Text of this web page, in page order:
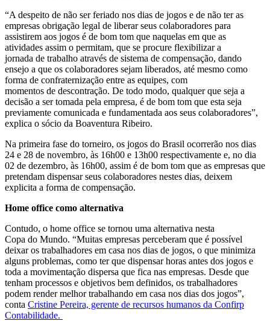
“A despeito de não ser feriado nos dias de jogos e de não ter as
empresas obrigação legal de liberar seus colaboradores para
assistirem aos jogos é de bom tom que naquelas em que as
atividades assim o permitam, que se procure flexibilizar a
jornada de trabalho através de sistema de compensação, dando
ensejo a que os colaboradores sejam liberados, até mesmo como
forma de confraternização entre as equipes, com
momentos de descontração. De todo modo, qualquer que seja a
decisão a ser tomada pela empresa, é de bom tom que esta seja
previamente comunicada e fundamentada aos seus colaboradores”,
explica o sócio da Boaventura Ribeiro.
Na primeira fase do torneiro, os jogos do Brasil ocorrerão nos dias
24 e 28 de novembro, às 16h00 e 13h00 respectivamente e, no dia
02 de dezembro, às 16h00, assim é de bom tom que as empresas que
pretendam dispensar seus colaboradores nestes dias, deixem
explicita a forma de compensação.
Home office como alternativa
Contudo, o home office se tornou uma alternativa nesta
Copa do Mundo. “Muitas empresas perceberam que é possível
deixar os trabalhadores em casa nos dias de jogos, o que minimiza
alguns problemas, como ter que dispensar horas antes dos jogos e
toda a movimentação dispersa que fica nas empresas. Desde que
tenham processos e objetivos bem definidos, os trabalhadores
podem render melhor trabalhando em casa nos dias dos jogos”,
conta Cristine Pereira, gerente de recursos humanos da Confirp
Contabilidade.